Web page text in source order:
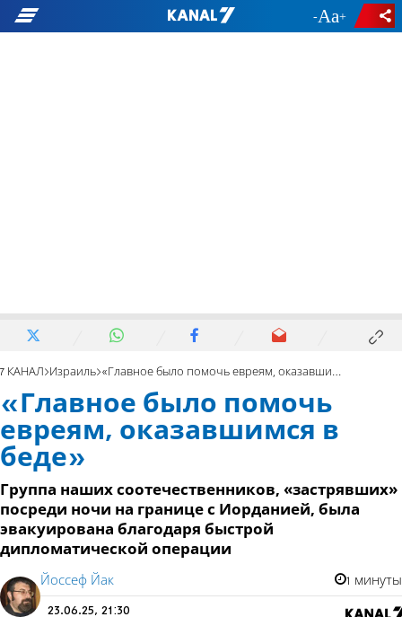
- +
7 КАНАЛ Израиль «Главное было помочь евреям, оказавшимся в беде»
«Главное было помочь
евреям, оказавшимся в
беде»
Группа наших соотечественников, «застрявших»
посреди ночи на границе с Иорданией, была
эвакуирована благодаря быстрой
дипломатической операции
Йоссеф Йак 1 минуты
23.06.25, 21:30